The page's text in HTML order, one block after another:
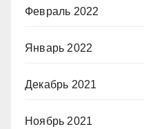
Февраль 2022
Январь 2022
Декабрь 2021
Ноябрь 2021